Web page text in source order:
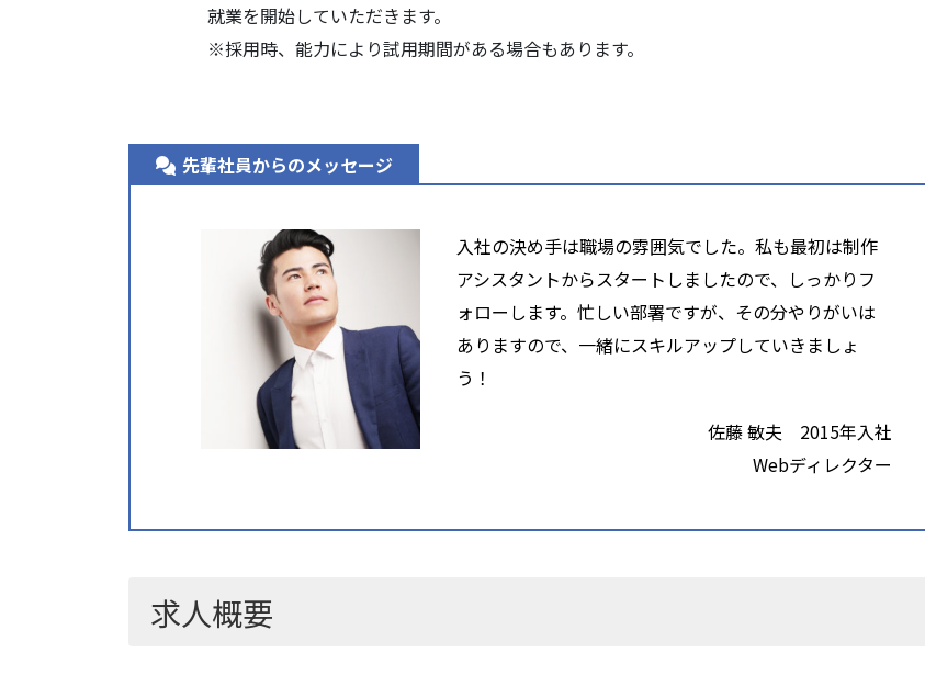
就業を開始していただきます。
※採用時、能力により試用期間がある場合もあります。
先輩社員からのメッセージ
入社の決め手は職場の雰囲気でした。私も最初は制作
アシスタントからスタートしましたので、しっかりフ
ォローします。忙しい部署ですが、その分やりがいは
ありますので、一緒にスキルアップしていきましょ
う！
佐藤 敏夫 2015年入社
Webディレクター
求人概要